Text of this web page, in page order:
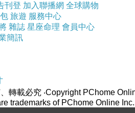
刊登 加入聯播網 全球購物
旅遊 服務中心
雜誌 星座命理 會員中心
簡訊
轉載必究 ‧Copyright PChome
trademarks of PChome Online Inc.